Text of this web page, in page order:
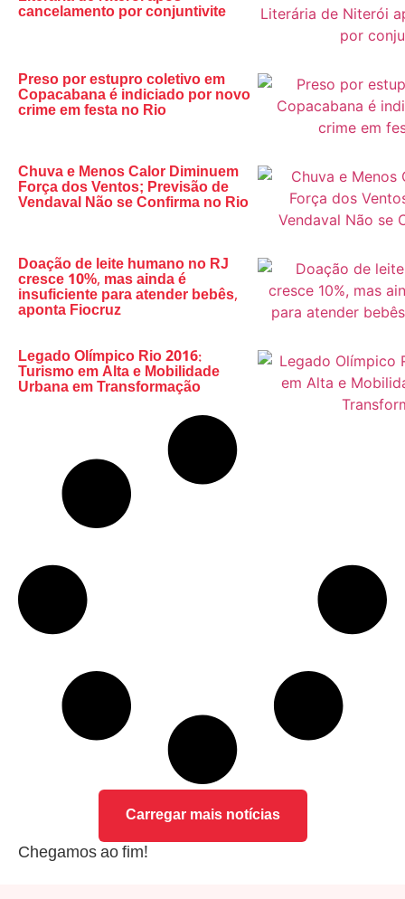
cancelamento por conjuntivite
Preso por estupro coletivo em
Copacabana é indiciado por novo
crime em festa no Rio
Chuva e Menos Calor Diminuem
Força dos Ventos; Previsão de
Vendaval Não se Confirma no Rio
Doação de leite humano no RJ
cresce 10%, mas ainda é
insuficiente para atender bebês,
aponta Fiocruz
Legado Olímpico Rio 2016:
Turismo em Alta e Mobilidade
Urbana em Transformação
Carregar mais notícias
Chegamos ao fim!